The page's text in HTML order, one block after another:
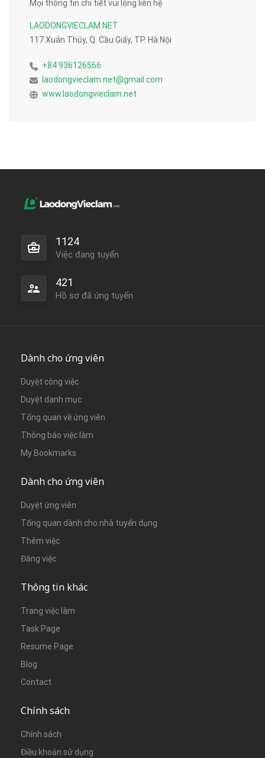
Mọi thông tin chi tiết vui lòng liên hệ
LAODONGVIECLAM.NET
117 Xuân Thủy, Q. Cầu Giấy, TP. Hà Nội
+84 936126566
laodongvieclam.net@gmail.com
www.laodongvieclam.net
1124
Việc đang tuyển
421
Hồ sơ đã ứng tuyển
Dành cho ứng viên
Duyệt công việc
Duyệt danh mục
Tổng quan về ứng viên
Thông báo việc làm
My Bookmarks
Dành cho ứng viên
Duyệt ứng viên
Tổng quan dành cho nhà tuyển dụng
Thêm việc
Đăng việc
Thông tin khác
Trang việc làm
Task Page
Resume Page
Blog
Contact
Chính sách
Chính sách
Điều khoản sử dụng